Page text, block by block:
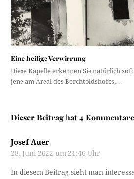
Eine heilige Verwirrung
Diese Kapelle erkennen Sie natürlich
jene am Areal des Berchtoldshofes,…
Dieser Beitrag hat 4 Kommentare
Josef Auer
28. Juni 2022 um 21:46 Uhr
In diesem Beitrag sieht man